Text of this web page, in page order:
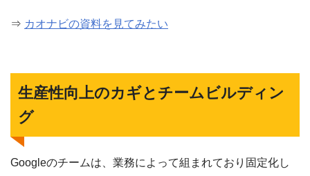
⇒ カオナビの資料を見てみたい
生産性向上のカギとチームビルディン
グ
Googleのチームは、業務によって組まれており固定化し